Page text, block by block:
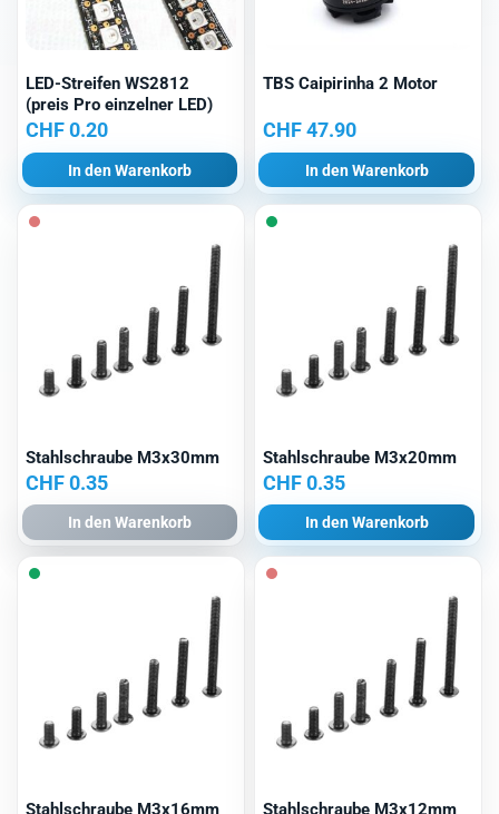
LED-Streifen WS2812
(preis Pro einzelner LED)
CHF0.20
In den Warenkorb
TBS Caipirinha 2 Motor
CHF47.90
In den Warenkorb
Stahlschraube M3x30mm
CHF0.35
In den Warenkorb
Stahlschraube M3x20mm
CHF0.35
In den Warenkorb
Stahlschraube M3x16mm Stahlschraube M3x12mm